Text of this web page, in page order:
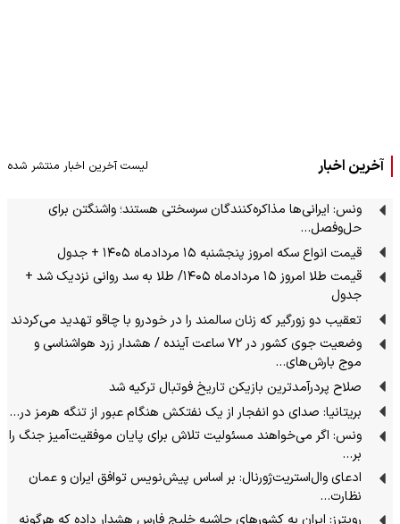
آخرین اخبار لیست آخرین اخبار منتشر شده
ونس: ایرانی‌ها مذاکره‌کنندگان سرسختی هستند؛ واشنگتن برای
حل‌وفصل…
قیمت انواع سکه امروز پنجشنبه ۱۵ مردادماه ۱۴۰۵ + جدول
قیمت طلا امروز ۱۵ مردادماه ۱۴۰۵/ طلا به سد روانی نزدیک شد +
جدول
تعقیب دو زورگیر که زنان سالمند را در خودرو با چاقو تهدید می‌کردند
وضعیت جوی کشور در ۷۲ ساعت آینده / هشدار زرد هواشناسی و
موج بارش‌های…
صلاح پردرآمدترین بازیکن تاریخ فوتبال ترکیه شد
بریتانیا: صدای دو انفجار از یک نفتکش هنگام عبور از تنگه هرمز در…
ونس: اگر می‌خواهند مسئولیت تلاش برای پایان موفقیت‌آمیز جنگ را
بر…
ادعای وال‌استریت‌ژورنال: بر اساس پیش‌نویس توافق ایران و عمان
نظارت…
رویترز: ایران به کشورهای حاشیه خلیج فارس هشدار داده که هرگونه